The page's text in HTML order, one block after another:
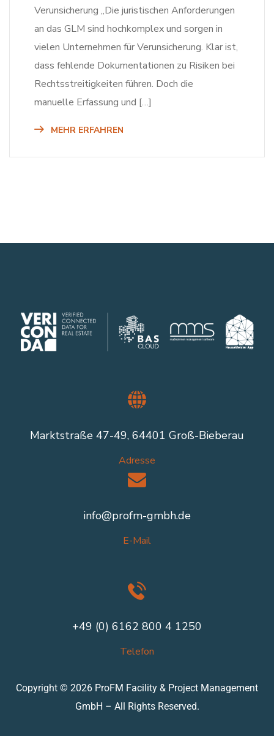
Verunsicherung „Die juristischen Anforderungen
an das GLM sind hochkomplex und sorgen in
vielen Unternehmen für Verunsicherung. Klar ist,
dass fehlende Dokumentationen zu Risiken bei
Rechtsstreitigkeiten führen. Doch die
manuelle Erfassung und […]
MEHR ERFAHREN
Marktstraße 47-49, 64401 Groß-Bieberau
Adresse
info@profm-gmbh.de
E-Mail
+49 (0) 6162 800 4 1250
Telefon
Copyright © 2026 ProFM Facility & Project Management
GmbH – All Rights Reserved.